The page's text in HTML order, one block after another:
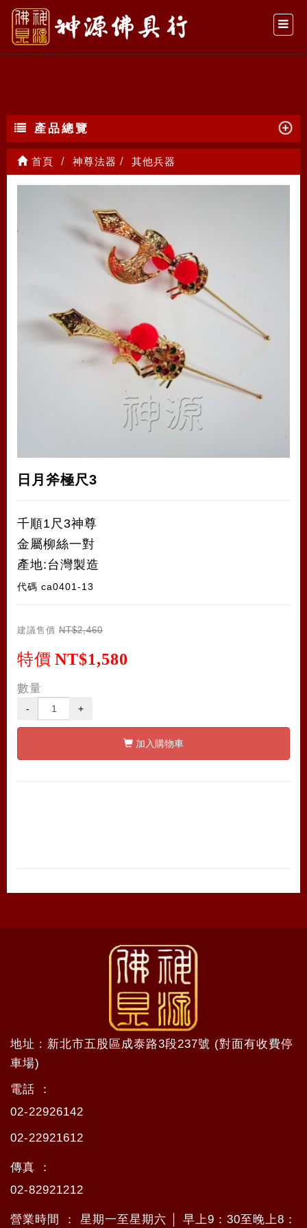
其他兵器
產品總覽
首頁 神尊法器 其他兵器
日月斧極尺3
千順1尺3神尊
金屬柳絲一對
產地:台灣製造
代碼 ca0401-13
建議售價 NT$2,460
特價 NT$1,580
數量
- +
加入購物車
地址 : 新北市五股區成泰路3段237號 (對面有收費停
車場)
電話 ：
02-22926142
02-22921612
傳真 ：
02-82921212
營業時間 ： 星期一至星期六 │ 早上9：30至晚上8：